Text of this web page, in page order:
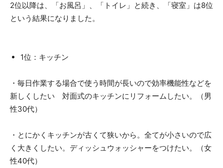
2位以降は、「お風呂」、「トイレ」と続き、「寝室」は8位
という結果になりました。
1位：キッチン
・毎日作業する場合で使う時間が長いので効率機能性などを
新しくしたい 対面式のキッチンにリフォームしたい。（男
性30代）
・とにかくキッチンが古くて狭いから。全てが小さいので広
く大きくしたい。ディッシュウォッシャーをつけたい。（女
性40代）